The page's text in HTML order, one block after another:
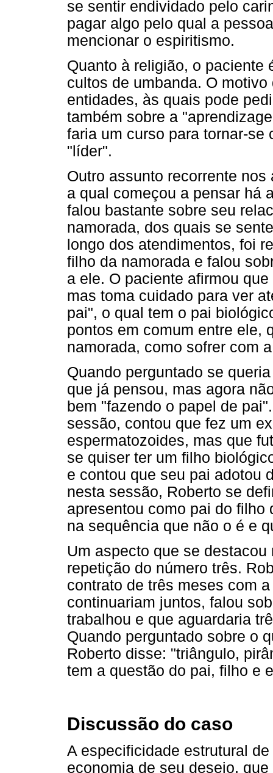
se sentir endividado pelo
pagar algo pelo qual a
mencionar o espiritismo.
Quanto à religião, o paciente
cultos de umbanda. O
entidades, às quais pode
também sobre a
faria um curso para tornar-
"líder".
Outro assunto recorrente
a qual começou a pensar há
falou bastante sobre seu
namorada, dos quais se
longo dos atendimentos, foi
filho da namorada e falou
a ele. O paciente afirmou
mas toma cuidado para ver
pai", o qual tem o pai
pontos em comum entre ele,
namorada, como sofrer com
Quando perguntado se
que já pensou, mas agora
bem "fazendo o papel de
sessão, contou que fez um
espermatozoides, mas que
se quiser ter um filho
e contou que seu pai adotou
nesta sessão, Roberto se
apresentou como pai do filho
na sequência que não o é e
Um aspecto que se
repetição do número três.
contrato de três meses com
continuariam juntos, falou
trabalhou e que aguardaria
Quando perguntado sobre o
Roberto disse: "triângulo,
tem a questão do pai, filho e
Discussão do caso
A especificidade estrutural
economia de seu desejo,